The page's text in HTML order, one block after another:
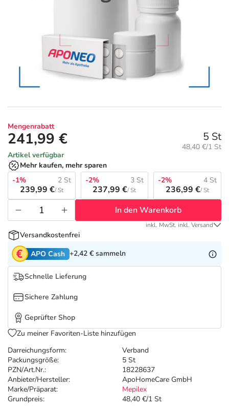
Körperpflege & Kosmetik
Liebe & Erotik
Nahrungsergänzung
Natur & Homöopathie
Sanitätshaus
Sport & Fitness
Tierapotheke
Vitamine & Mineralstoffe
Marken
Aktuelle Coupons 7
Summer SALE
Insektenschutz
Sonnenpflege
Sommerpflege für Haar und Kopfhaut
Täglich gut versorgt
Beliebte Beiträge
E-Rezept einlösen
E-Rezept App
Avene & Ducray Deals
Eucerin Deals
Evolsin Deals
Frontline & Frontpro Deals
Nattermann Deals
R(h)ein Nutrition Deals
Refluthin, Lasea & Carmenthin Deals
Salus Deals
Darreichungsform:
Verband
Packungsgröße:
5 St
PZN/Art.Nr.:
18228637
Anbieter/Hersteller:
ApoHomeCare GmbH
Marke/Präparat:
Mepilex
Grundpreis:
48,40 €/1 St
Mengenrabatt
241,99 € 5 St
Grundpreis:
48,40 €/1 St
Artikel verfügbar
Mehr kaufen, mehr sparen
-1%
2 St
239,99 €/ St
-2% 3 St
237,99 €/ St
-2% 4 St
236,99 €/ St
In den Warenkorb
inkl. MwSt. inkl. Versand
Versandkostenfrei
APO Cash +2,42 € sammeln
Schnelle Lieferung
Sichere Zahlung
Geprüfter Shop
Zu meiner Favoriten-Liste hinzufügen